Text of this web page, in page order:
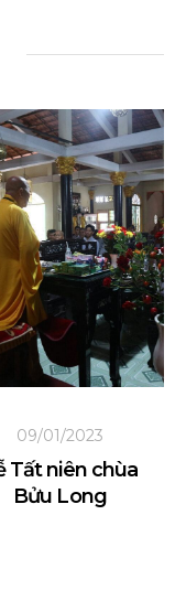
09/01/2023
Tất niên chùa
Bửu Long